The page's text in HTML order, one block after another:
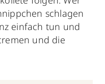
schlagen
einfach tun und
und die